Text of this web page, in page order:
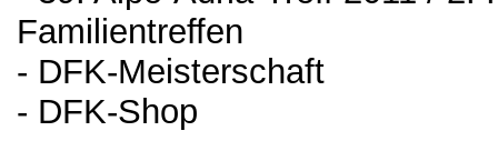
Familientreffen
- DFK-Meisterschaft
- DFK-Shop